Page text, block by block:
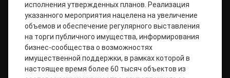
исполнения утвержденных планов. Реализация
указанного мероприятия нацелена на увеличение
объемов и обеспечение регулярного выставления
на торги публичного имущества, информирования
бизнес-сообщества о возможностях
имущественной поддержки, в рамках которой в
настоящее время более 60 тысяч объектов из